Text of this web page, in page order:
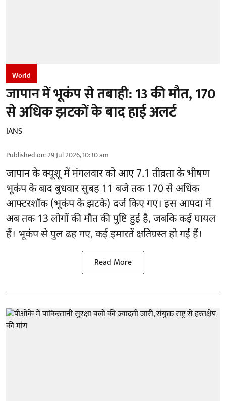
World
जापान में भूकंप से तबाही: 13 की मौत, 170
से अधिक झटकों के बाद हाई अलर्ट
IANS
Published on:29 Jul 2026, 10:30 am
जापानके क्यूशू में मंगलवार को आए 7.1 तीव्रता के भीषण
भूकंप के बाद बुधवार सुबह 11 बजे तक 170 से अधिक
आफ्टरशॉक (भूकंप के झटके) दर्ज किए गए। इस आपदा में
अब तक 13 लोगों की मौत की पुष्टि हुई है, जबकि कई घायल
हैं। भूकंप से पुल ढह गए, कई इमारतें क्षतिग्रस्त हो गईं हैं।
Read More